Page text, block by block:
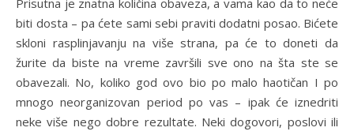
Prisutna je znatna količina obaveza, a vama kao da to neće
biti dosta – pa ćete sami sebi praviti dodatni posao. Bićete
skloni rasplinjavanju na više strana, pa će to doneti da
žurite da biste na vreme završili sve ono na šta ste se
obavezali. No, koliko god ovo bio po malo haotičan I po
mnogo neorganizovan period po vas – ipak će iznedriti
neke više nego dobre rezultate. Neki dogovori, poslovi ili